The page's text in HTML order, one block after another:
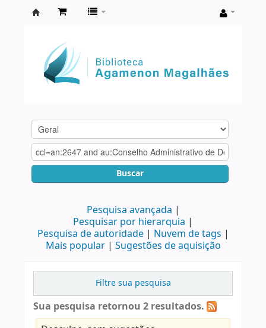
Agamenon
Magalhães
Buscar
Pesquisa avançada
Pesquisar por hierarquia
Pesquisa de autoridade
Nuvem de tags
Mais popular
Sugestões de aquisição
Filtre sua pesquisa
Sua pesquisa retornou 2 resultados.